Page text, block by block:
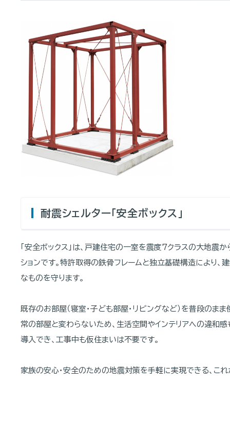
耐震シェルター「安全ボックス」
「安全ボックス」は、戸建住宅の一室を震度7クラスの大地震
ションです。特許取得の鉄骨フレームと独立基礎構造により、
なものを守ります。
既存のお部屋（寝室・子ども部屋・リビングなど）を普段の
常の部屋と変わらないため、生活空間やインテリアへの違和
導入でき、工事中も仮住まいは不要です。
家族の安心・安全のための地震対策を手軽に実現できる、こ